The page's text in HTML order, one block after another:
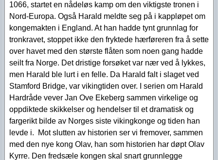
1066, startet en nådeløs kamp om den viktigste tronen i
Nord-Europa. Også Harald meldte seg på i kappløpet om
kongemakten i England. At han hadde tynt grunnlag for
tronkravet, stoppet ikke den fryktede hærføreren fra å sette
over havet med den største flåten som noen gang hadde
seilt fra Norge. Det dristige forsøket var nær ved å lykkes,
men Harald ble lurt i en felle. Da Harald falt i slaget ved
Stamford Bridge, var vikingtiden over. I serien om Harald
Hardråde vever Jan Ove Ekeberg sammen virkelige og
oppdiktede skikkelser og hendelser til et dramatisk og
fargerikt bilde av Norges siste vikingkonge og tiden han
levde i. Mot slutten av historien ser vi fremover, sammen
med den nye kong Olav, han som historien har døpt Olav
Kyrre. Den fredsæle kongen skal snart grunnlegge